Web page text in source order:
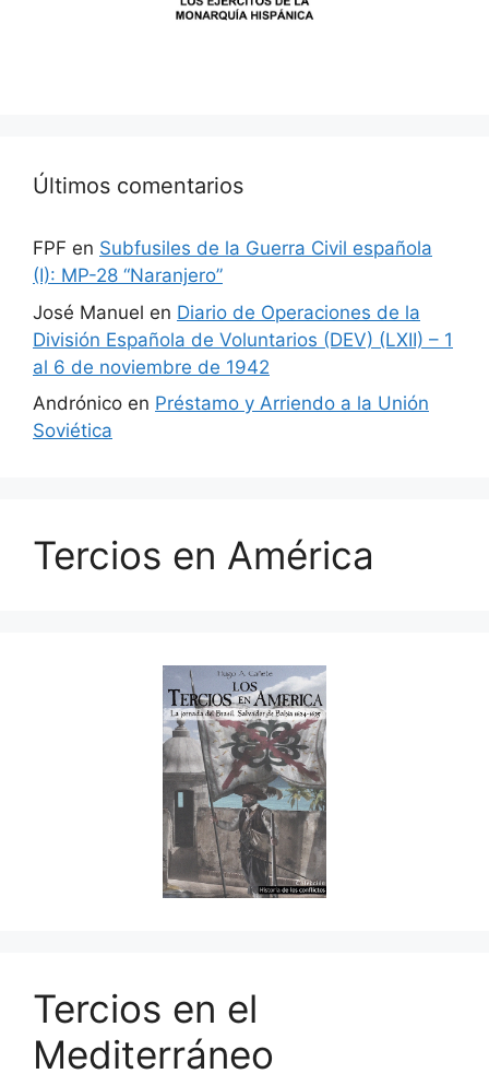
Últimos comentarios
FPF en Subfusiles de la Guerra Civil española
(I): MP-28 “Naranjero”
José Manuel en Diario de Operaciones de la
División Española de Voluntarios (DEV) (LXII) – 1
al 6 de noviembre de 1942
Andrónico en Préstamo y Arriendo a la Unión
Soviética
Tercios en América
Tercios en el
Mediterráneo